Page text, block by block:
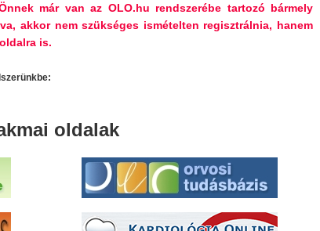
már van az OLO.hu rendszerébe tartozó bármely
akkor nem szükséges ismételten regisztrálnia, hanem
is.
oldalak